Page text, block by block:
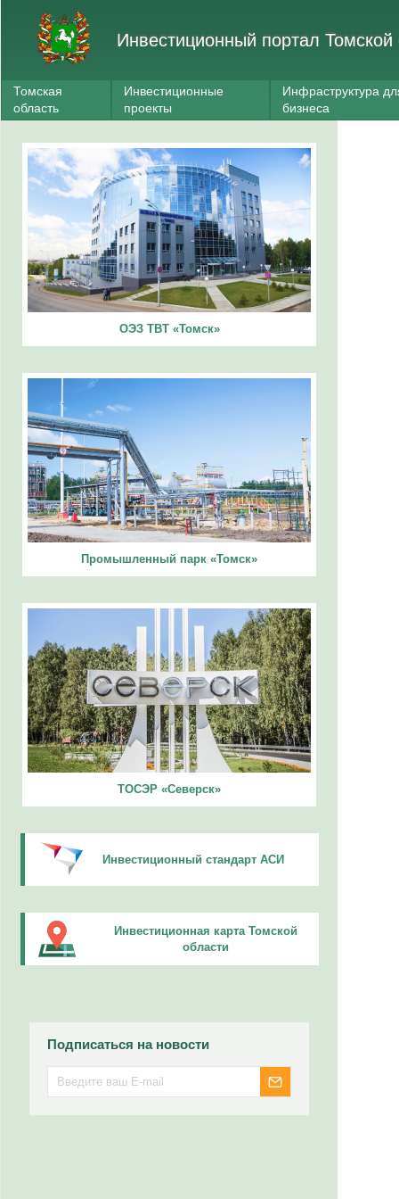
Инвестиционный портал Томской
Томская
область
Инвестиционные
проекты
Инфраструктура
бизнеса
ОЭЗ ТВТ «Томск»
Промышленный парк «Томск»
ТОСЭР «Северск»
Инвестиционный стандарт АСИ
Инвестиционная карта Томской
области
Подписаться на новости